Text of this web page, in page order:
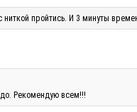
пройтись. И 3 минуты
Рекомендую всем!!!